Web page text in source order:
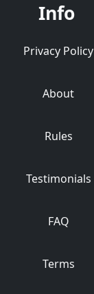
Info
Privacy Policy
About
Rules
Testimonials
FAQ
Terms